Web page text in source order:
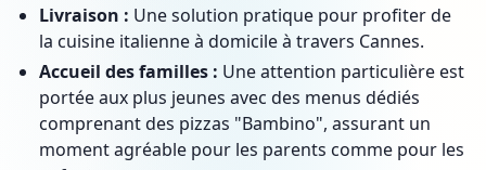
Livraison : Une solution pratique pour profiter de
la cuisine italienne à domicile à travers Cannes.
Accueil des familles : Une attention particulière est
portée aux plus jeunes avec des menus dédiés
comprenant des pizzas "Bambino", assurant un
moment agréable pour les parents comme pour les